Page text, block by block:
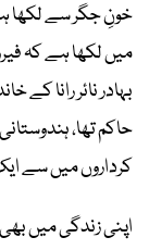
خونِ جگر سے لکھا
میں لکھا ہے کہ
بہادر نائر رانا
حاکم تھا،
کرداروں میں سے
اپنی زندگی میں